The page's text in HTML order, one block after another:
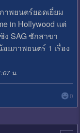
าพยนตร์ยอดเยี่ยม
in Hollywood แต่
ง SAG ซักสาขา
ยภาพยนตร์ 1 เรื่อง
น.
0